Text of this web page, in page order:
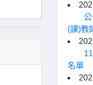
(課)教
名單